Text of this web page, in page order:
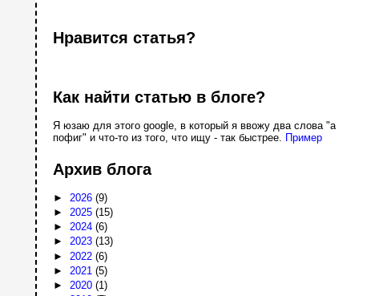
Нравится статья?
Как найти статью в блоге?
Я юзаю для этого google, в который я ввожу два слова "а
пофиг" и что-то из того, что ищу - так быстрее. Пример
Архив блога
► 2026(9)
► 2025(15)
►2024(6)
►2023(13)
► 2022(6)
► 2021(5)
►2020(1)